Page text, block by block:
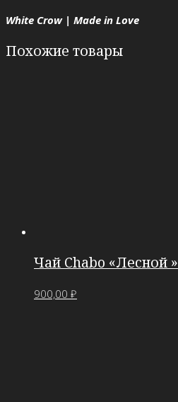
White Crow | Made in Love
Похожие товары
Чай Chabo «Лесной »
900,00 ₽